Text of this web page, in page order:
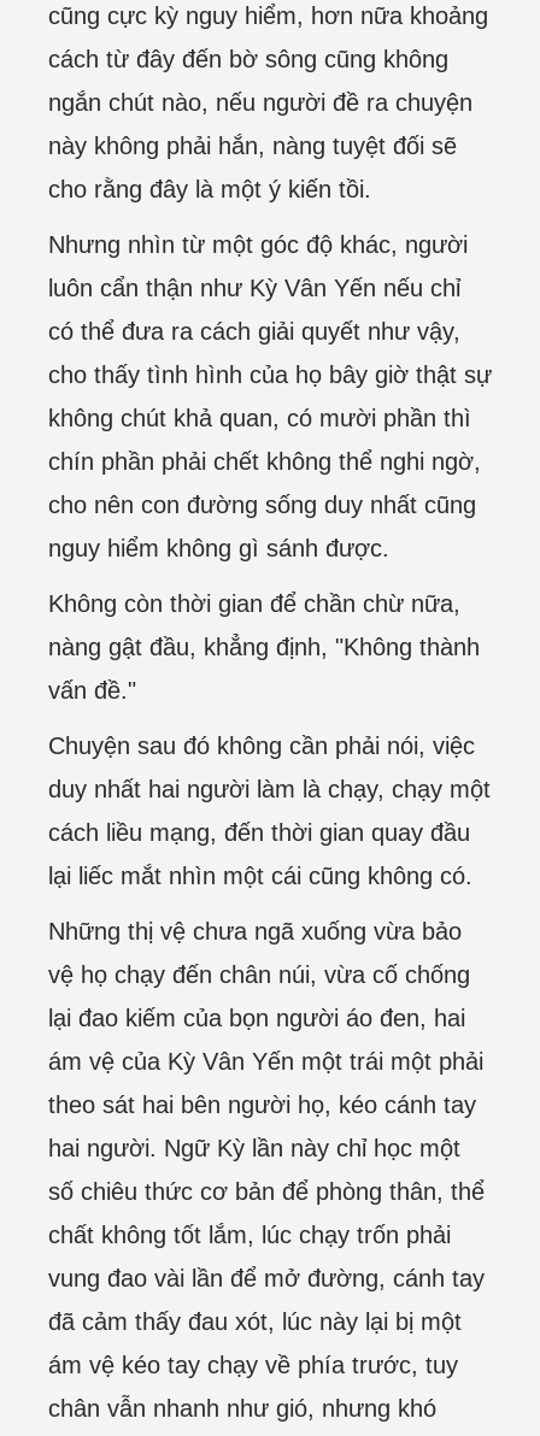
cũng cực kỳ nguy hiểm, hơn nữa khoảng
cách từ đây đến bờ sông cũng không
ngắn chút nào, nếu người đề ra chuyện
này không phải hắn, nàng tuyệt đối sẽ
cho rằng đây là một ý kiến tồi.
Nhưng nhìn từ một góc độ khác, người
luôn cẩn thận như Kỳ Vân Yến nếu chỉ
có thể đưa ra cách giải quyết như vậy,
cho thấy tình hình của họ bây giờ thật sự
không chút khả quan, có mười phần thì
chín phần phải chết không thể nghi ngờ,
cho nên con đường sống duy nhất cũng
nguy hiểm không gì sánh được.
Không còn thời gian để chần chừ nữa,
nàng gật đầu, khẳng định, "Không thành
vấn đề."
Chuyện sau đó không cần phải nói, việc
duy nhất hai người làm là chạy, chạy một
cách liều mạng, đến thời gian quay đầu
lại liếc mắt nhìn một cái cũng không có.
Những thị vệ chưa ngã xuống vừa bảo
vệ họ chạy đến chân núi, vừa cố chống
lại đao kiếm của bọn người áo đen, hai
ám vệ của Kỳ Vân Yến một trái một phải
theo sát hai bên người họ, kéo cánh tay
hai người. Ngữ Kỳ lần này chỉ học một
số chiêu thức cơ bản để phòng thân, thể
chất không tốt lắm, lúc chạy trốn phải
vung đao vài lần để mở đường, cánh tay
đã cảm thấy đau xót, lúc này lại bị một
ám vệ kéo tay chạy về phía trước, tuy
chân vẫn nhanh như gió, nhưng khó